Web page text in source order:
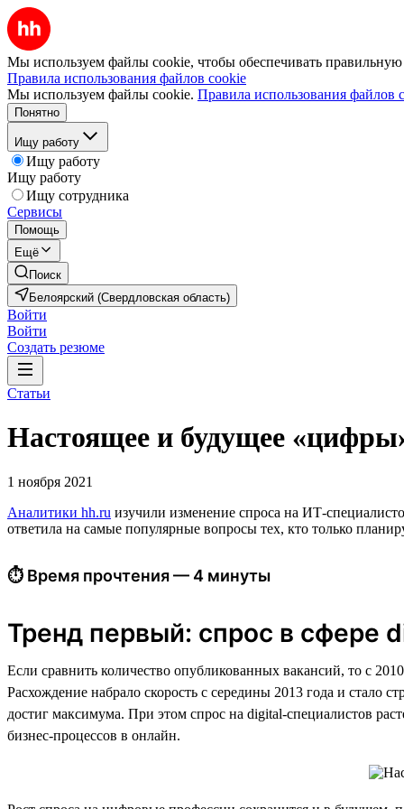
Мы используем файлы cookie, чтобы обеспечивать правильную
Правила использования файлов cookie
Мы используем файлы cookie. Правила использования файлов
Понятно
Ищу работу
Ищу работу
Ищу работу
Ищу сотрудника
Сервисы
Помощь
Ещё
Поиск
Белоярский (Свердловская область)
Войти
Войти
Создать резюме
Статьи
Настоящее и будущее
1 ноября 2021
Аналитики hh.ru изучили изменение спроса на ИТ-
ответила на самые популярные вопросы тех, кто только
⏱ Время прочтения — 4 минуты
Тренд первый: спрос в сфере
Если сравнить количество опубликованных вакансий, то с
Расхождение набрало скорость с середины 2013 года и стало
достиг максимума. При этом спрос на digital-специалистов
бизнес-процессов в онлайн.